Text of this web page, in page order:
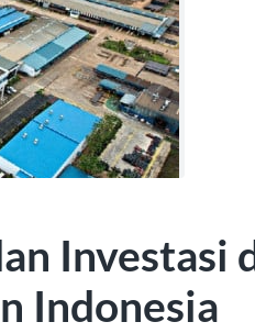
Investasi
Indonesia